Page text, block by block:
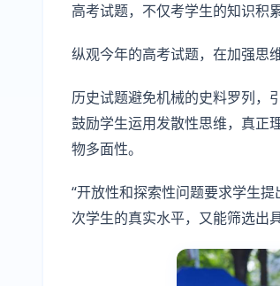
高考试题，不仅考学生的知识积
纵观今年的高考试题，在加强思
历史试题避免机械的史料罗列，
鼓励学生运用发散性思维，真正
物多面性。
“开放性和探索性问题要求学生
次学生的真实水平，又能筛选出